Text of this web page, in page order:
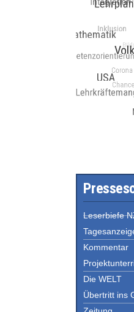
Leserbiefe
Kommentar
Die WELT
Übertritt ins